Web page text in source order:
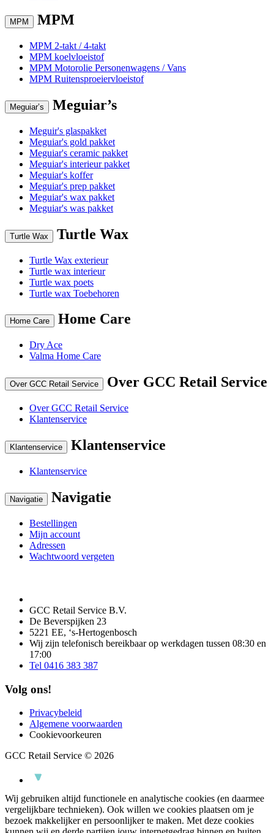
MPM MPM
MPM 2-takt / 4-takt
MPM koelvloeistof
MPM Motorolie Personenwagens / Vans
MPM Ruitensproeiervloeistof
Meguiar’s Meguiar’s
Meguir's glaspakket
Meguiar's gold pakket
Meguiar's ceramic pakket
Meguiar's interieur pakket
Meguiar's koffer
Meguiar's prep pakket
Meguiar's wax pakket
Meguiar's was pakket
Turtle Wax Turtle Wax
Turtle Wax exterieur
Turtle wax interieur
Turtle wax poets
Turtle wax Toebehoren
Home Care Home Care
Dry Ace
Valma Home Care
Over GCC Retail Service Over GCC Retail Service
Over GCC Retail Service
Klantenservice
Klantenservice Klantenservice
Klantenservice
Navigatie Navigatie
Bestellingen
Mijn account
Adressen
Wachtwoord vergeten
GCC Retail Service B.V.
De Beverspijken 23
5221 EE, ‘s-Hertogenbosch
Wij zijn telefonisch bereikbaar op werkdagen tussen 08:30 en
17:00
Tel 0416 383 387
Volg ons!
Privacybeleid
Algemene voorwaarden
Cookievoorkeuren
GCC Retail Service © 2026
Wij gebruiken altijd functionele en analytische cookies (en daarmee
vergelijkbare technieken). Ook willen we cookies plaatsen om je
bezoek makkelijker en persoonlijker te maken. Met deze cookies